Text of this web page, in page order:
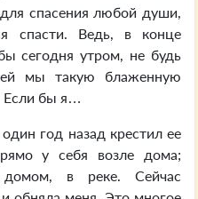
спасения любой души,
спасти. Ведь, в конце
сегодня утром, не будь
мы такую блаженную
Если бы я…
год назад крестил ее
у себя возле дома;
в реке. Сейчас